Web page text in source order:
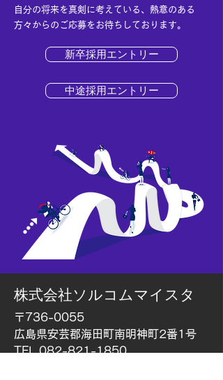
自分の将来を真剣に考えている、熱意のある
方々からのご応募をお待ちしております。
新卒採用エントリー
中途採用エントリー
株式会社ソルコムマイスタ
〒736-0055
広島県安芸郡海田町南明神町2番1号
TEL 082-821-1850